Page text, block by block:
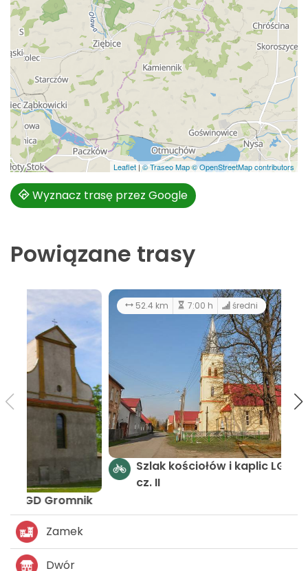
Leaflet|© Traseo Map© OpenStreetMap contributors
Wyznacz trasę przez Google
Powiązane trasy
194 km
Szlak kościołów i kaplic - LGD Gromnik
Zamek
Dwór